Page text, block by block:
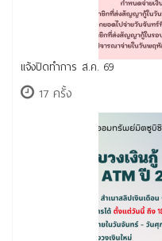
แจ้งปิดทำการ ส.ค. 69
17 ครั้ง